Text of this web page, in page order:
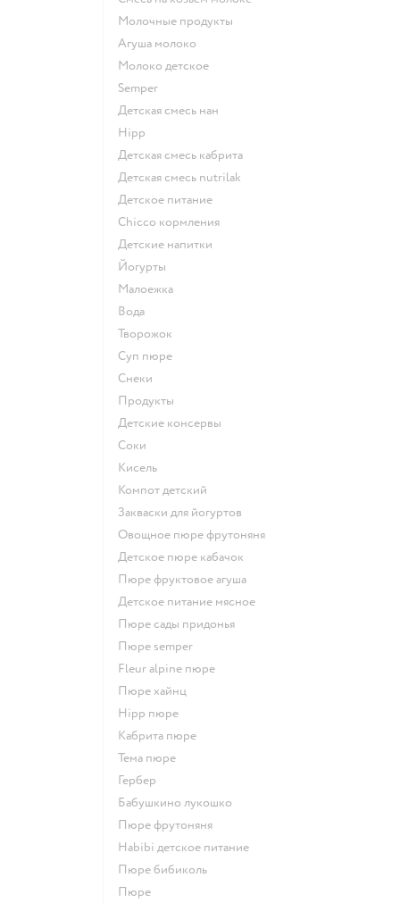
молочные продукты
агуша молоко
молоко детское
semper
детская смесь нан
hipp
детская смесь кабрита
детская смесь nutrilak
детское питание
chicco кормления
детские напитки
йогурты
малоежка
Вода
творожок
суп пюре
Снеки
Продукты
детские консервы
Соки
кисель
компот детский
Закваски для йогуртов
овощное пюре фрутоняня
детское пюре кабачок
пюре фруктовое агуша
детское питание мясное
пюре сады придонья
пюре semper
fleur alpine пюре
пюре хайнц
hipp пюре
кабрита пюре
тема пюре
гербер
бабушкино лукошко
пюре фрутоняня
habibi детское питание
пюре бибиколь
пюре